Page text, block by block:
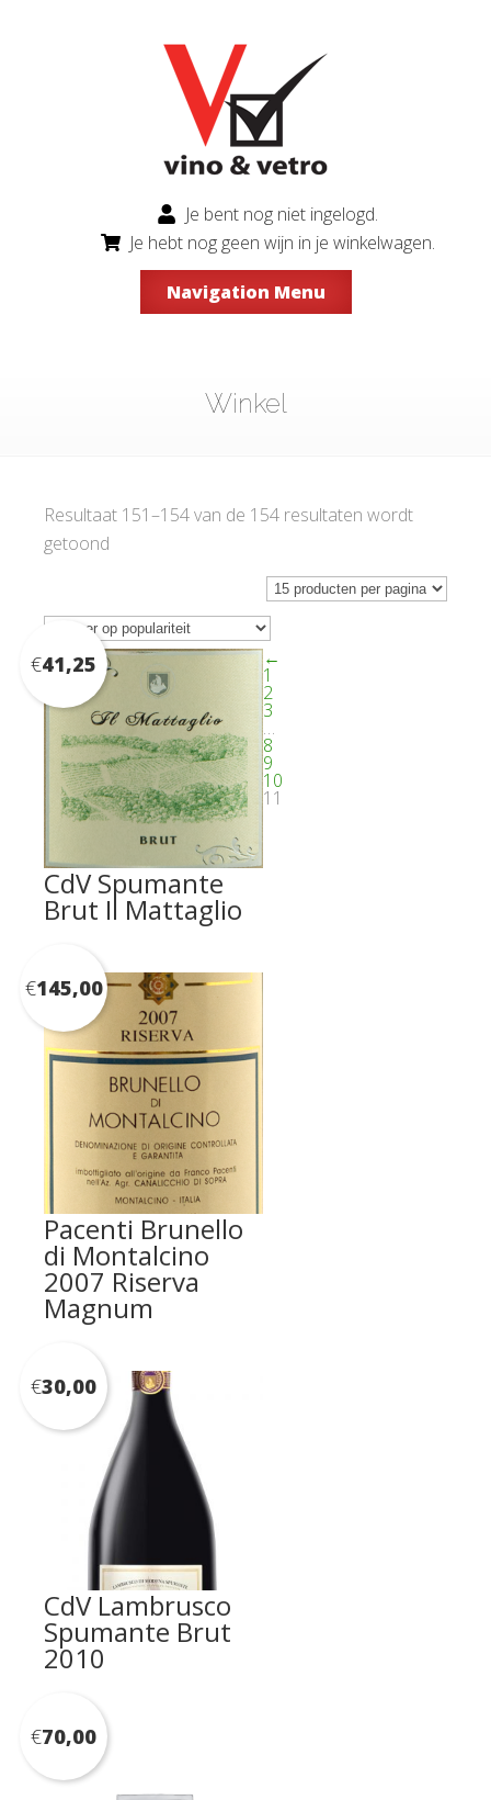
Je bent nog niet ingelogd.
Je hebt nog geen wijn in je winkelwagen.
Navigation Menu
Winkel
Resultaat 151–154 van de 154 resultaten wordt
getoond
CdV Spumante
Brut Il Mattaglio
€41,25
Pacenti Brunello
di Montalcino
2007 Riserva
Magnum
€145,00
CdV Lambrusco
Spumante Brut
2010
€30,00
€70,00
←
1
2
3
…
8
9
10
11